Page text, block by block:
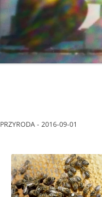
WYDARZENIA
PRZYRODA - 2016-09-01